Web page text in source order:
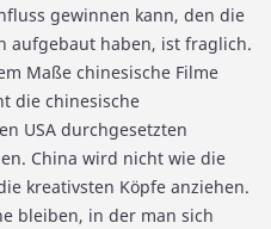
gewinnen kann, den die
aufgebaut haben, ist fraglich.
Maße chinesische Filme
die chinesische
USA durchgesetzten
China wird nicht wie die
kreativsten Köpfe anziehen.
bleiben, in der man sich